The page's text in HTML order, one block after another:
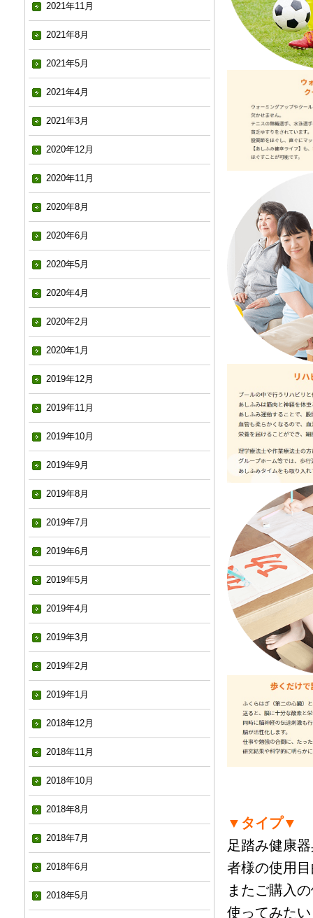
2021年11月
2021年8月
2021年5月
2021年4月
2021年3月
2020年12月
2020年11月
2020年8月
2020年6月
2020年5月
2020年4月
2020年2月
2020年1月
2019年12月
2019年11月
2019年10月
2019年9月
2019年8月
2019年7月
2019年6月
2019年5月
2019年4月
2019年3月
2019年2月
2019年1月
2018年12月
2018年11月
2018年10月
2018年8月
2018年7月
2018年6月
2018年5月
▼タイプ▼
足踏み健康
者様の使用
またご購入
使ってみた